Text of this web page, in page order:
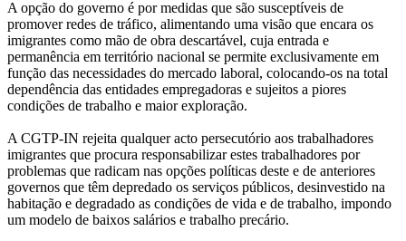
A opção do governo é por medidas que são susceptíveis de
promover redes de tráfico, alimentando uma visão que encara os
imigrantes como mão de obra descartável, cuja entrada e
permanência em território nacional se permite exclusivamente em
função das necessidades do mercado laboral, colocando-os na total
dependência das entidades empregadoras e sujeitos a piores
condições de trabalho e maior exploração.
A CGTP-IN rejeita qualquer acto persecutório aos trabalhadores
imigrantes que procura responsabilizar estes trabalhadores por
problemas que radicam nas opções políticas deste e de anteriores
governos que têm depredado os serviços públicos, desinvestido na
habitação e degradado as condições de vida e de trabalho, impondo
um modelo de baixos salários e trabalho precário.